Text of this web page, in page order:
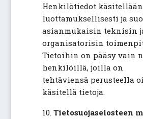
Henkilötiedot käsitellään
luottamuksellisesti ja
asianmukaisin teknisin
organisatorisin
Tietoihin on pääsy vain
henkilöillä, joilla on
tehtäviensä perusteella
käsitellä tietoja.
Tietosuojaselosteen